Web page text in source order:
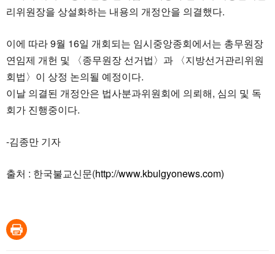
리위원장을 상설화하는 내용의 개정안을 의결했다.
이에 따라 9월 16일 개회되는 임시중앙종회에서는 총무원장
연임제 개헌 및 〈종무원장 선거법〉과 〈지방선거관리위원
회법〉이 상정 논의될 예정이다.
이날 의결된 개정안은 법사분과위원회에 의뢰해, 심의 및 독
회가 진행중이다.
-김종만 기자
출처 : 한국불교신문(http://www.kbulgyonews.com)